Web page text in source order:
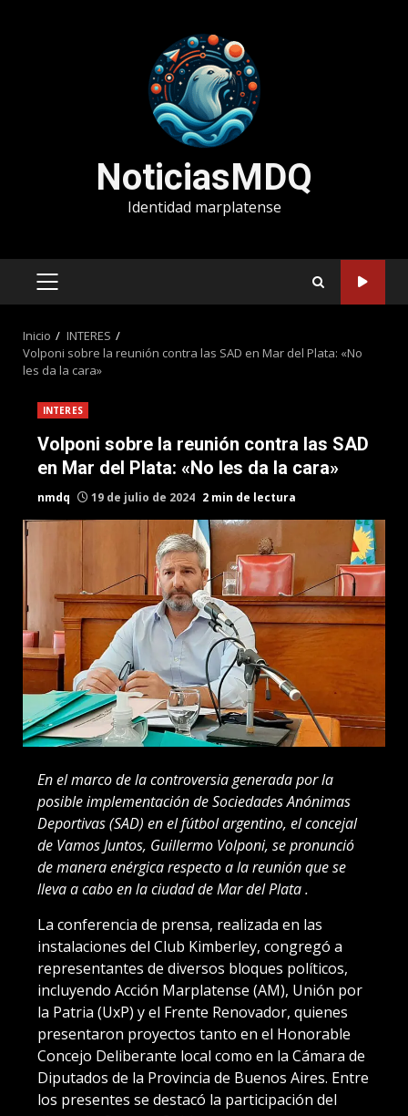
NoticiasMDQ
Identidad marplatense
MENÚ
Inicio
INTERES
Volponi sobre la reunión contra las SAD en Mar del Plata: «No
les da la cara»
INTERES
Volponi sobre la reunión contra las SAD
en Mar del Plata: «No les da la cara»
nmdq 19 de julio de 2024 2 min de lectura
En el marco de la controversia generada por la
posible implementación de Sociedades Anónimas
Deportivas (SAD) en el fútbol argentino, el concejal
de Vamos Juntos, Guillermo Volponi, se pronunció
de manera enérgica respecto a la reunión que se
lleva a cabo en la ciudad de Mar del Plata .
La conferencia de prensa, realizada en las
instalaciones del Club Kimberley, congregó a
representantes de diversos bloques políticos,
incluyendo Acción Marplatense (AM), Unión por
la Patria (UxP) y el Frente Renovador, quienes
presentaron proyectos tanto en el Honorable
Concejo Deliberante local como en la Cámara de
Diputados de la Provincia de Buenos Aires. Entre
los presentes se destacó la participación del